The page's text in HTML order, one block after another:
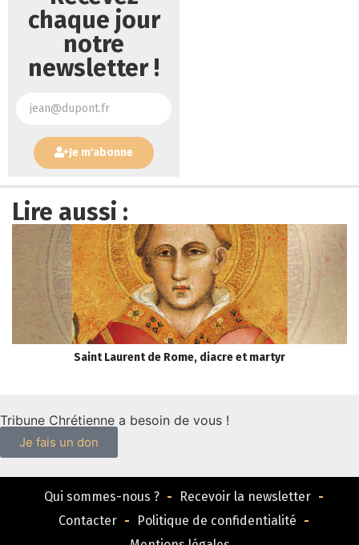
chaque jour
notre
newsletter !
Je m'abonne
Lire aussi :
Saint Laurent de Rome, diacre et martyr
Tribune Chrétienne a besoin de vous !
Je fais un don
Qui sommes-nous ?
Recevoir la newsletter
Contacter
Politique de confidentialité